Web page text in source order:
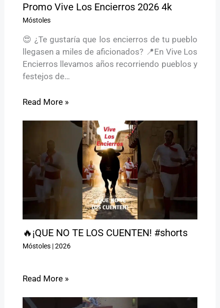
Promo Vive Los Encierros 2026 4k
Móstoles
😍 ¿Te gustaría que los encierros de tu pueblo
llegasen a miles de aficionados? 📍En Vive Los
Encierros llevamos años recorriendo pueblos y
festejos de…
Read More »
🔥¡QUE NO TE LOS CUENTEN! #shorts
Móstoles|2026
Read More »